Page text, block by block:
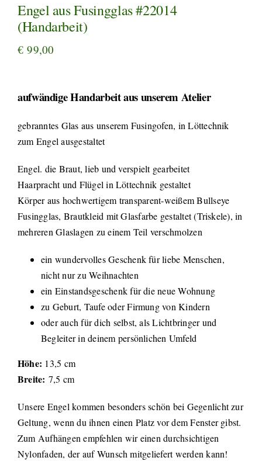
Engel aus Fusingglas #22014
(Handarbeit)
€ 99,00
aufwändige Handarbeit aus unserem Atelier
gebranntes Glas aus unserem Fusingofen, in Löttechnik
zum Engel ausgestaltet
Engel. die Braut, lieb und verspielt gearbeitet
Haarpracht und Flügel in Löttechnik gestaltet
Körper aus hochwertigem transparent-weißem Bullseye
Fusingglas, Brautkleid mit Glasfarbe gestaltet (Triskele), in
mehreren Glaslagen zu einem Teil verschmolzen
ein wundervolles Geschenk für liebe Menschen,
nicht nur zu Weihnachten
ein Einstandsgeschenk für die neue Wohnung
zu Geburt, Taufe oder Firmung von Kindern
oder auch für dich selbst, als Lichtbringer und
Begleiter in deinem persönlichen Umfeld
Höhe: 13,5 cm
Breite: 7,5 cm
Unsere Engel kommen besonders schön bei Gegenlicht zur
Geltung, wenn du ihnen einen Platz vor dem Fenster gibst.
Zum Aufhängen empfehlen wir einen durchsichtigen
Nylonfaden, der auf Wunsch mitgeliefert werden kann!